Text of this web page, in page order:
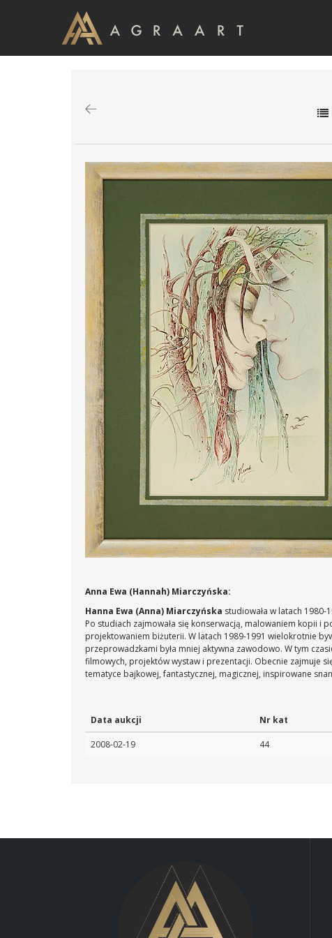
Anna Ewa (Hannah) Miarczyńska:
Hanna Ewa (Anna) Miarczyńska studiowała w latach 1980-
Po studiach zajmowała się konserwacją, malowaniem kopii i
projektowaniem biżuterii. W latach 1989-1991 wielokrotnie
przeprowadzkami była mniej aktywna zawodowo. W tym
filmowych, projektów wystaw i prezentacji. Obecnie zajmuje
tematyce bajkowej, fantastycznej, magicznej, inspirowane
Data aukcji Nr kat
2008-02-19 44